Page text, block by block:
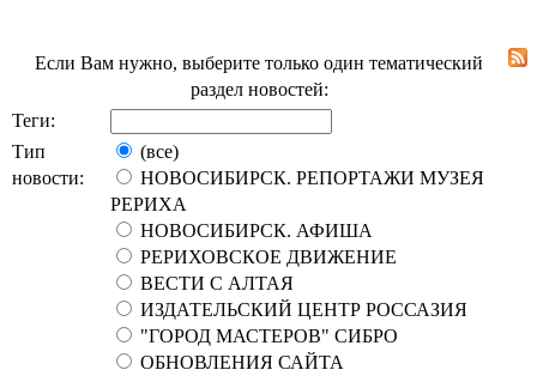
Если Вам нужно, выберите только один тематический
раздел новостей:
Теги:
Тип
новости:
(все)
НОВОСИБИРСК. РЕПОРТАЖИ МУЗЕЯ
РЕРИХА
НОВОСИБИРСК. АФИША
РЕРИХОВСКОЕ ДВИЖЕНИЕ
ВЕСТИ С АЛТАЯ
ИЗДАТЕЛЬСКИЙ ЦЕНТР РОССАЗИЯ
"ГОРОД МАСТЕРОВ" СИБРО
ОБНОВЛЕНИЯ САЙТА